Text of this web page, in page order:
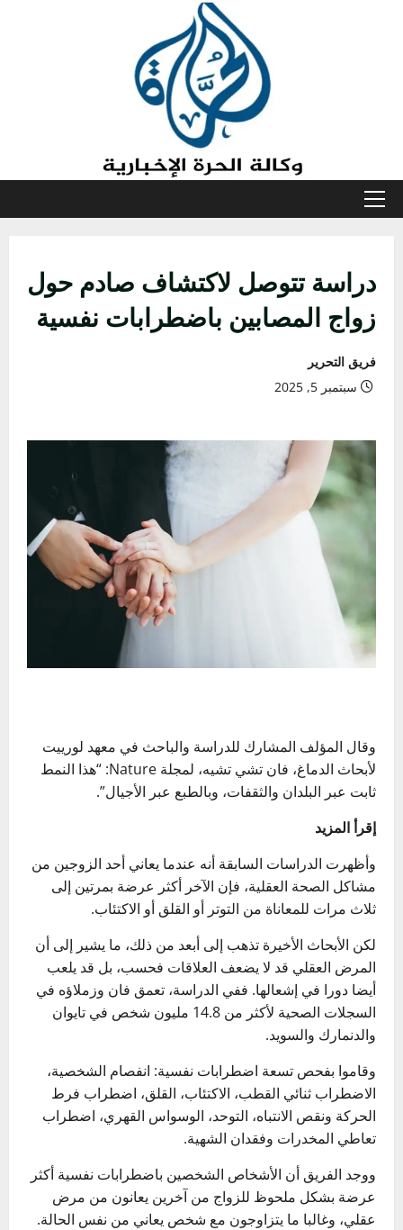
القائمة
دراسة تتوصل لاكتشاف صادم حول
زواج المصابين باضطرابات نفسية
فريق التحرير
سبتمبر 5, 2025
وقال المؤلف المشارك للدراسة والباحث في معهد لورييت
لأبحاث الدماغ، فان تشي تشيه، لمجلة Nature: “هذا النمط
ثابت عبر البلدان والثقفات، وبالطبع عبر الأجيال”.
إقرأ المزيد
وأظهرت الدراسات السابقة أنه عندما يعاني أحد الزوجين من
مشاكل الصحة العقلية، فإن الآخر أكثر عرضة بمرتين إلى
ثلاث مرات للمعاناة من التوتر أو القلق أو الاكتئاب.
لكن الأبحاث الأخيرة تذهب إلى أبعد من ذلك، ما يشير إلى أن
المرض العقلي قد لا يضعف العلاقات فحسب، بل قد يلعب
أيضا دورا في إشعالها. ففي الدراسة، تعمق فان وزملاؤه في
السجلات الصحية لأكثر من 14.8 مليون شخص في تايوان
والدنمارك والسويد.
وقاموا بفحص تسعة اضطرابات نفسية: انفصام الشخصية،
الاضطراب ثنائي القطب، الاكتئاب، القلق، اضطراب فرط
الحركة ونقص الانتباه، التوحد، الوسواس القهري، اضطراب
تعاطي المخدرات وفقدان الشهية.
ووجد الفريق أن الأشخاص الشخصين باضطرابات نفسية أكثر
عرضة بشكل ملحوظ للزواج من آخرين يعانون من مرض
عقلي، وغالبا ما يتزاوجون مع شخص يعاني من نفس الحالة.